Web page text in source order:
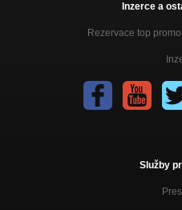
Inzerce a
Rezervace top
Služby